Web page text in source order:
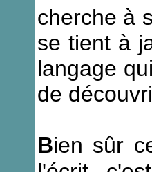
cherche à
se tient à
langage
de
Bien sûr